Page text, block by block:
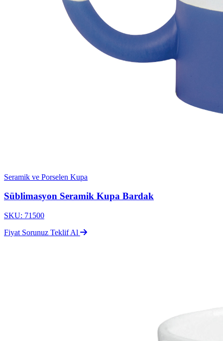
Seramik ve Porselen Kupa
Süblimasyon Seramik Kupa Bardak
SKU: 71500
Fiyat Sorunuz Teklif Al